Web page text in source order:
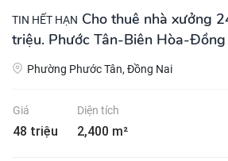
TIN HẾT HẠN Cho thuê nhà xưởng
triệu. Phước Tân-Biên Hòa-
Phường Phước Tân, Đồng Nai
Giá
48 triệu
Diện tích
2,400 m²